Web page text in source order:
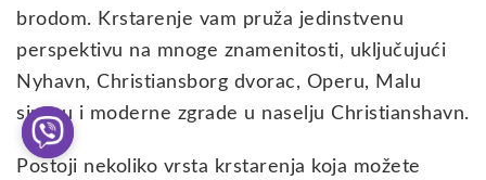
brodom. Krstarenje vam pruža jedinstvenu
perspektivu na mnoge znamenitosti, uključujući
Nyhavn, Christiansborg dvorac, Operu, Malu
sirenu i moderne zgrade u naselju Christianshavn.
Postoji nekoliko vrsta krstarenja koja možete